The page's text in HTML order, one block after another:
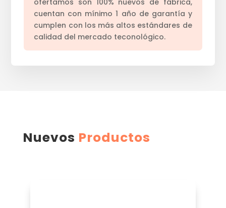
ofertamos son 100% nuevos de fábrica,
cuentan con mínimo 1 año de garantía y
cumplen con los más altos estándares de
calidad del mercado teconológico.
Nuevos Productos